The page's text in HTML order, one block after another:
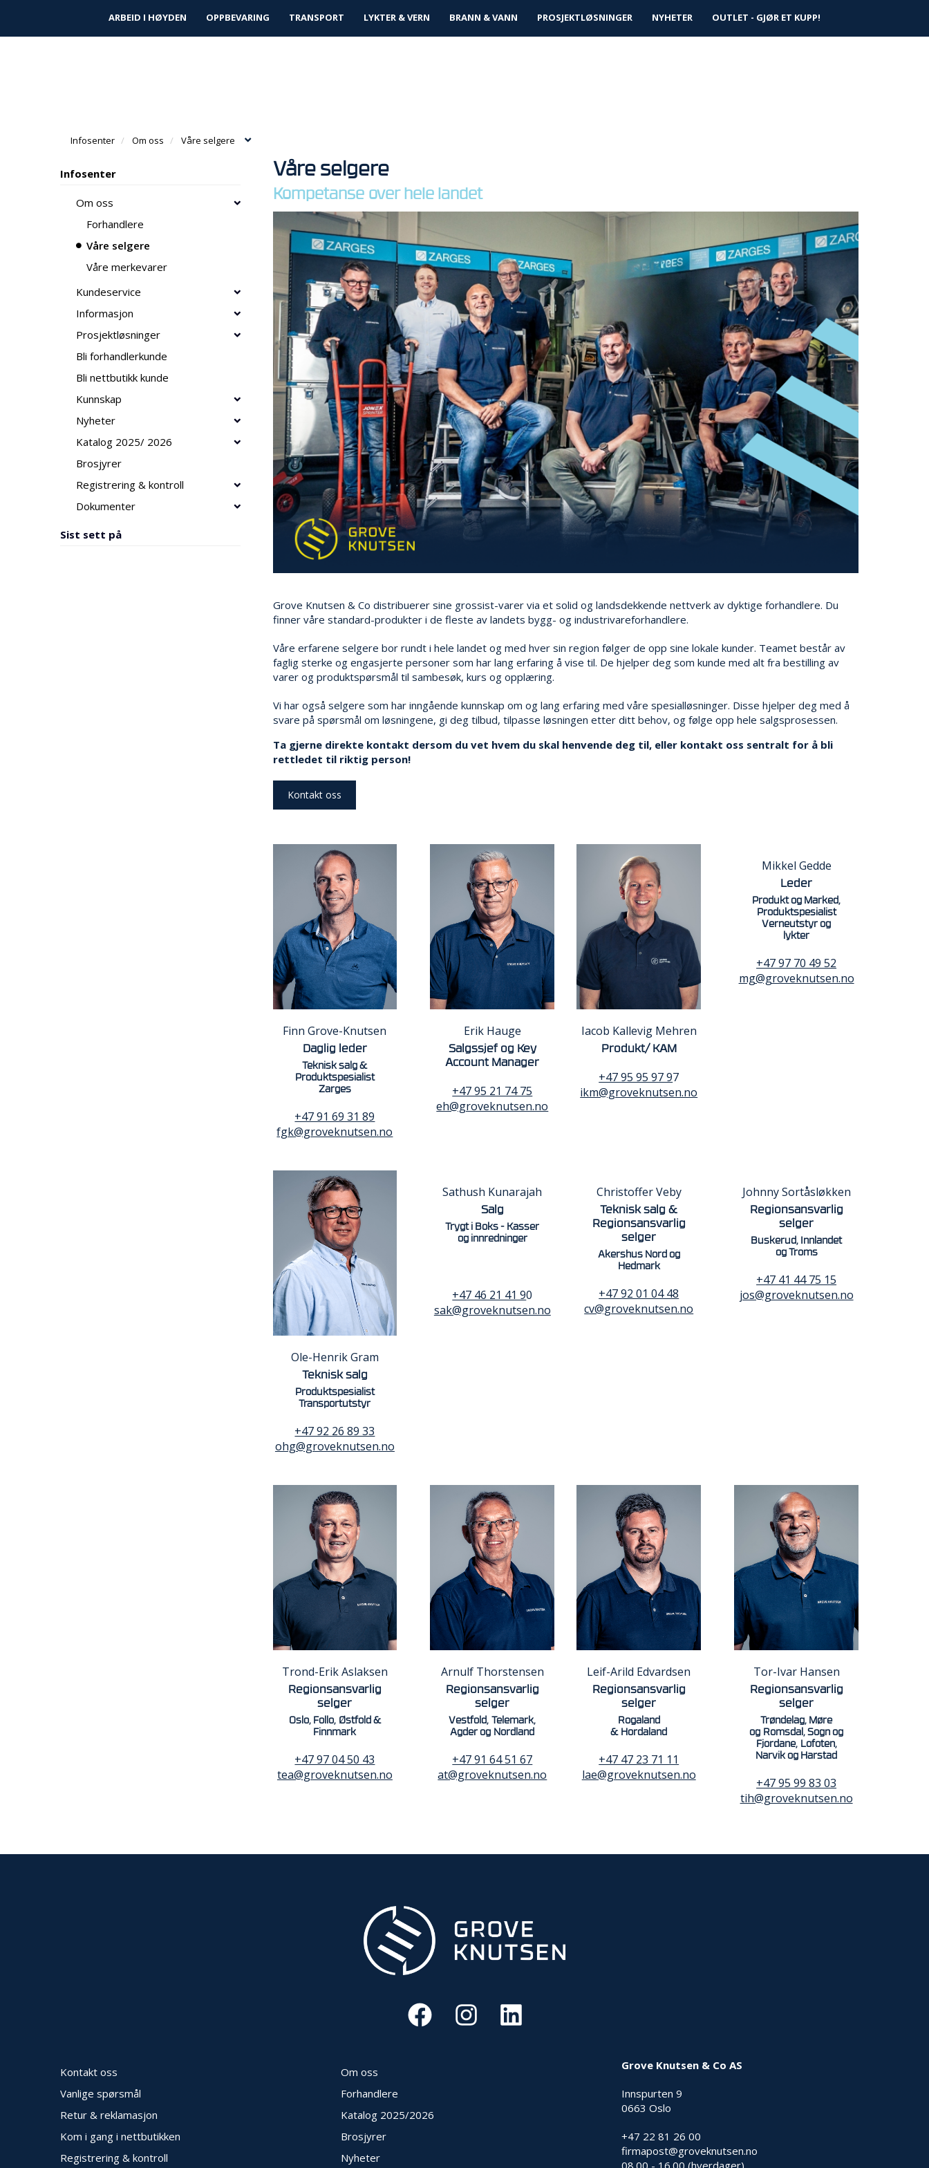
Finn forhandler| Kundeservice| Prosjektløsninger Logg inn Infosenter Favoritter
ARBEID I HØYDEN OPPBEVARING TRANSPORT LYKTER & VERN BRANN & VANN PROSJEKTLØSNINGER NYHETER OUTLET - GJØR ET KUPP!
Infosenter Om oss Våre selgere
Infosenter
Om oss
Forhandlere
Våre selgere
Våre merkevarer
Kundeservice
Informasjon
Prosjektløsninger
Bli forhandlerkunde
Bli nettbutikk kunde
Kunnskap
Nyheter
Katalog 2025/ 2026
Brosjyrer
Registrering & kontroll
Dokumenter
Sist sett på
Våre selgere
Kompetanse over hele landet
Grove Knutsen & Co distribuerer sine grossist-varer via et solid og landsdekkende nettverk av dyktige forhandlere. Du
finner våre standard-produkter i de fleste av landets bygg- og industrivareforhandlere.
Våre erfarene selgere bor rundt i hele landet og med hver sin region følger de opp sine lokale kunder. Teamet består av
faglig sterke og engasjerte personer som har lang erfaring å vise til. De hjelper deg som kunde med alt fra bestilling av
varer og produktspørsmål til sambesøk, kurs og opplæring.
Vi har også selgere som har inngående kunnskap om og lang erfaring med våre spesialløsninger. Disse hjelper deg med å
svare på spørsmål om løsningene, gi deg tilbud, tilpasse løsningen etter ditt behov, og følge opp hele salgsprosessen.
Ta gjerne direkte kontakt dersom du vet hvem du skal henvende deg til, eller kontakt oss sentralt for å bli
rettledet til riktig person!
Kontakt oss
Finn Grove-Knutsen
Daglig leder
Teknisk salg &
Produktspesialist
Zarges
+47 91 69 31 89
fgk@groveknutsen.no
Erik Hauge
Salgssjef og Key
Account Manager
+47 95 21 74 75
eh@groveknutsen.no
Iacob Kallevig Mehren
Produkt/ KAM
+47 95 95 97 97
ikm@groveknutsen.no
Mikkel Gedde
Leder
Produkt og Marked,
Produktspesialist
Verneutstyr og
lykter
+47 97 70 49 52
mg@groveknutsen.no
Ole-Henrik Gram
Teknisk salg
Produktspesialist
Transportutstyr
+47 92 26 89 33
ohg@groveknutsen.no
Sathush Kunarajah
Salg
Trygt i Boks - Kasser
og innredninger
+47 46 21 41 90
sak@groveknutsen.no
Christoffer Veby
Teknisk salg &
Regionsansvarlig
selger
Akershus Nord og
Hedmark
+47 92 01 04 48
cv@groveknutsen.no
Johnny Sortåsløkken
Regionsansvarlig
selger
Buskerud, Innlandet
og Troms
+47 41 44 75 15
jos@groveknutsen.no
Trond-Erik Aslaksen
Regionsansvarlig
selger
Oslo, Follo, Østfold &
Finnmark
+47 97 04 50 43
tea@groveknutsen.no
Arnulf Thorstensen
Regionsansvarlig
selger
Vestfold, Telemark,
Agder og Nordland
+47 91 64 51 67
at@groveknutsen.no
Leif-Arild Edvardsen
Regionsansvarlig
selger
Rogaland
& Hordaland
+47 47 23 71 11
lae@groveknutsen.no
Tor-Ivar Hansen
Regionsansvarlig
selger
Trøndelag, Møre
og Romsdal, Sogn og
Fjordane, Lofoten,
Narvik og Harstad
+47 95 99 83 03
tih@groveknutsen.no
Kontakt oss
Vanlige spørsmål
Retur & reklamasjon
Kom i gang i nettbutikken
Registrering & kontroll
Om oss
Forhandlere
Katalog 2025/2026
Brosjyrer
Nyheter
Grove Knutsen & Co AS
Innspurten 9
0663 Oslo
+47 22 81 26 00
firmapost@groveknutsen.no